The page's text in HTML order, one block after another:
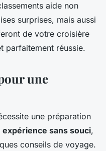
aide non
surprises, mais aussi
de votre croisière
parfaitement réussie.
une
une préparation
expérience sans souci,
conseils de voyage.